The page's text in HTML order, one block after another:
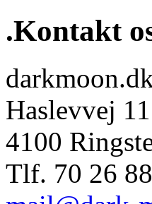
.Kontakt
Haslevvej 11
4100
Tlf. 70 26